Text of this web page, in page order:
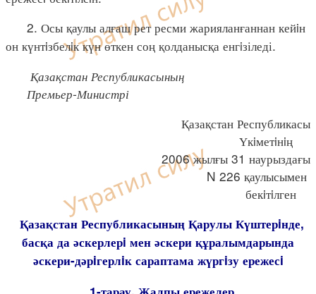
2. Осы қаулы алғаш рет ресми жарияланғаннан кейiн
он күнтiзбелiк күн өткен соң қолданысқа енгiзіледі.
Қазақстан Республикасының
Премьер-Министрі
Қазақстан Республикасы
Үкiметiнiң
2006 жылғы 31 наурыздағы
N 226 қаулысымен
бекiтiлген
Қазақстан Республикасының Қарулы Күштерiнде,
басқа да әскерлерi мен әскери құралымдарында
әскери-дәрiгерлiк сараптама жүргiзу ережесi